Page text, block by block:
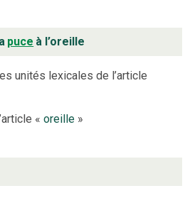
puce à l’oreille
unités lexicales de l’article
« oreille»